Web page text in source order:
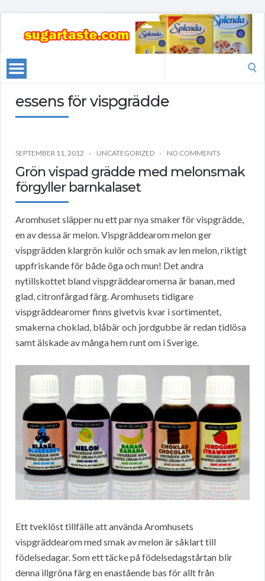
essens för vispgrädde
SEPTEMBER 11, 2012 UNCATEGORIZED NO COMMENTS
Grön vispad grädde med melonsmak
förgyller barnkalaset
Aromhuset släpper nu ett par nya smaker för vispgrädde,
en av dessa är melon. Vispgräddearom melon ger
vispgrädden klargrön kulör och smak av len melon, riktigt
uppfriskande för både öga och mun! Det andra
nytillskottet bland vispgräddearomerna är banan, med
glad, citronfärgad färg. Aromhusets tidigare
vispgräddearomer finns givetvis kvar i sortimentet,
smakerna choklad, blåbär och jordgubbe är redan tidlösa
samt älskade av många hem runt om i Sverige.
Ett tveklöst tillfälle att använda Aromhusets
vispgräddearom med smak av melon är såklart till
födelsedagar. Som ett täcke på födelsedagstårtan blir
denna illgröna färg en enastående bas för allt från